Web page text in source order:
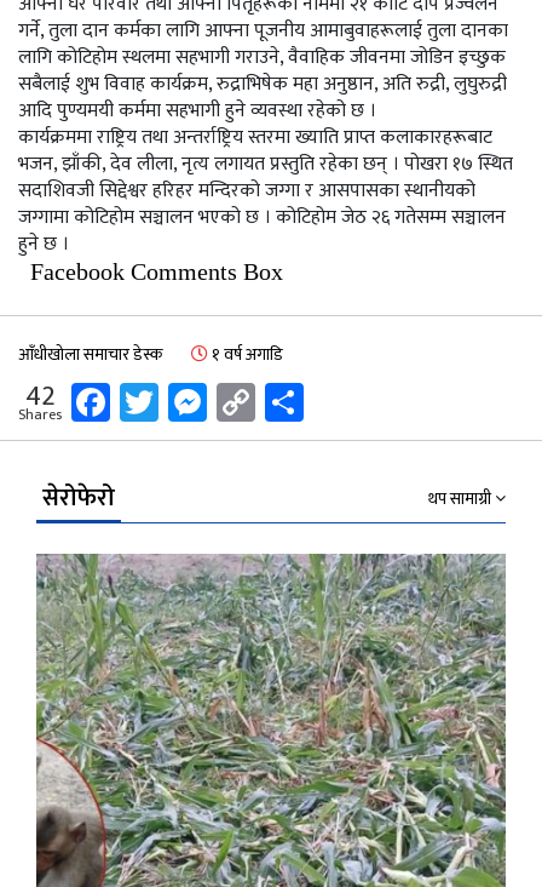
गर्ने, तुला दान कर्मका लागि आफ्ना पूजनीय आमाबुवाहरूलाई तुला दानका
लागि कोटिहोम स्थलमा सहभागी गराउने, वैवाहिक जीवनमा जोडिन इच्छुक
सबैलाई शुभ विवाह कार्यक्रम, रुद्राभिषेक महा अनुष्ठान, अति रुद्री, लुघुरुद्री
आदि पुण्यमयी कर्ममा सहभागी हुने व्यवस्था रहेको छ ।
कार्यक्रममा राष्ट्रिय तथा अन्तर्राष्ट्रिय स्तरमा ख्याति प्राप्त कलाकारहरूबाट
भजन, झाँकी, देव लीला, नृत्य लगायत प्रस्तुति रहेका छन् । पोखरा १७ स्थित
सदाशिवजी सिद्देश्वर हरिहर मन्दिरको जग्गा र आसपासका स्थानीयको
जग्गामा कोटिहोम सञ्चालन भएको छ । कोटिहोम जेठ २६ गतेसम्म सञ्चालन
हुने छ ।
Facebook Comments Box
आँधीखोला समाचार डेस्क १ वर्ष अगाडि
42
Shares Facebook
Twitter
Messenger
Copy
Link
सेरोफेरो थप सामाग्री